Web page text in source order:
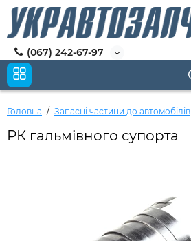
(067) 242-67-97
Головна Запасні частини до автомобілів
РК гальмівного супорта